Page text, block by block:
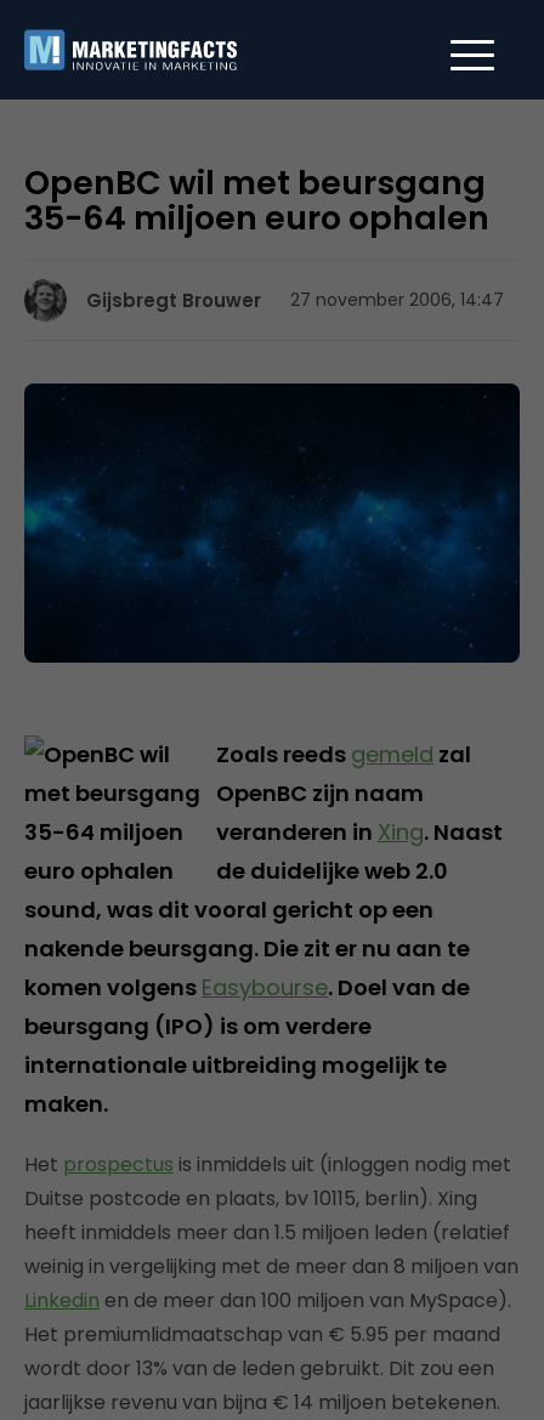
OpenBC wil met beursgang
35-64 miljoen euro ophalen
Gijsbregt Brouwer 27 november 2006, 14:47
Zoals reeds gemeld zal
OpenBC zijn naam
veranderen in Xing. Naast
de duidelijke web 2.0
sound, was dit vooral gericht op een
nakende beursgang. Die zit er nu aan te
komen volgens Easybourse. Doel van de
beursgang (IPO) is om verdere
internationale uitbreiding mogelijk te
maken.
Het prospectus is inmiddels uit (inloggen nodig met
Duitse postcode en plaats, bv 10115, berlin). Xing
heeft inmiddels meer dan 1.5 miljoen leden (relatief
weinig in vergelijking met de meer dan 8 miljoen van
Linkedin en de meer dan 100 miljoen van MySpace).
Het premiumlidmaatschap van € 5.95 per maand
wordt door 13% van de leden gebruikt. Dit zou een
jaarlijkse revenu van bijna € 14 miljoen betekenen.